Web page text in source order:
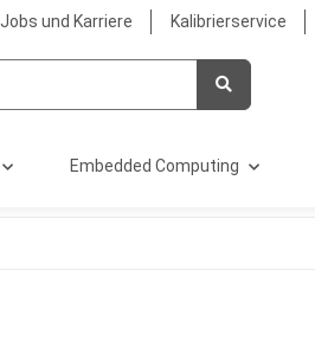
Jobs und Karriere Kalibrierservice
Embedded Computing